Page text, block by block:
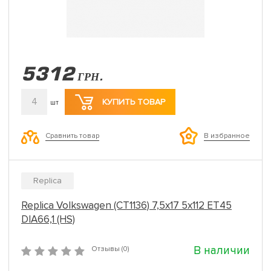
5312 ГРН.
4 шт КУПИТЬ ТОВАР
Сравнить товар В избранное
Replica
Replica Volkswagen (CT1136) 7,5x17 5x112 ET45
DIA66,1 (HS)
Отзывы (0) В наличии